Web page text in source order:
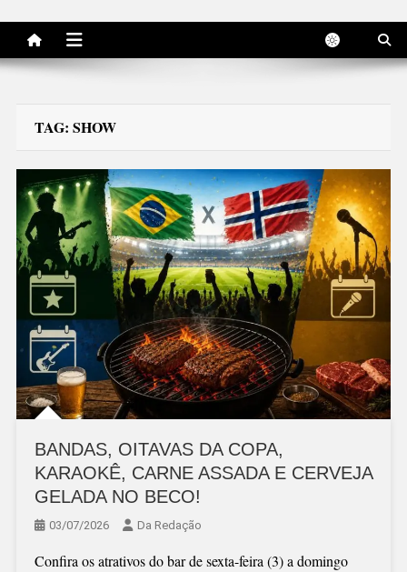
TAG: SHOW
BANDAS, OITAVAS DA COPA,
KARAOKÊ, CARNE ASSADA E CERVEJA
GELADA NO BECO!
03/07/2026 Da Redação
Confira os atrativos do bar de sexta-feira (3) a domingo